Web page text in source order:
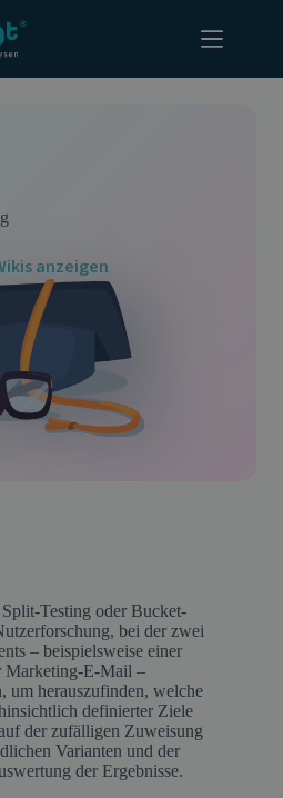
anzeigen
Testing oder Bucket-
bei der zwei
– beispielsweise einer
Marketing-E-Mail –
um herauszufinden, welche
definierter Ziele
der zufälligen Zuweisung
Varianten und der
der Ergebnisse.​